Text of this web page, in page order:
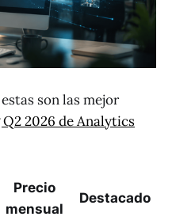
son las mejor
Q2 2026 de Analytics
Precio
mensual
Destacado